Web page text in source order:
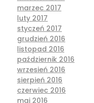
marzec 2017
luty 2017
styczeń 2017
grudzień 2016
listopad 2016
październik 2016
wrzesień 2016
sierpień 2016
czerwiec 2016
maj 2016